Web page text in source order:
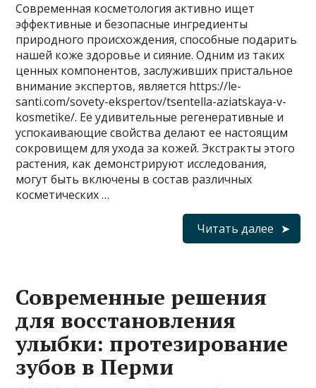
Современная косметология активно ищет
эффективные и безопасные ингредиенты
природного происхождения, способные подарить
нашей коже здоровье и сияние. Одним из таких
ценных компонентов, заслуживших пристальное
внимание экспертов, является https://le-
santi.com/sovety-ekspertov/tsentella-aziatskaya-v-
kosmetike/. Ее удивительные регенеративные и
успокаивающие свойства делают ее настоящим
сокровищем для ухода за кожей. Экстракты этого
растения, как демонстрируют исследования,
могут быть включены в состав различных
косметических …
Читать далее
Современные решения
для восстановления
улыбки: протезирование
зубов в Перми